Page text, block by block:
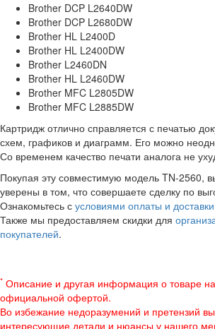
Brother DCP L2640DW
Brother DCP L2680DW
Brother HL L2400D
Brother HL L2400DW
Brother L2460DN
Brother HL L2460DW
Brother MFC L2805DW
Brother MFC L2885DW
Картридж отлично справляется с печатью
схем, графиков и диаграмм. Его можно
Со временем качество печати аналога не
Покупая эту совместимую модель TN-2560,
уверены в том, что совершаете сделку по
Ознакомьтесь с условиями оплаты и доставки
Также мы предоставляем скидки для
покупателей.
* Описание и другая информация о товаре
официальной офертой.
Во избежание недоразумений и претензий
интересующие детали и нюансы у нашего